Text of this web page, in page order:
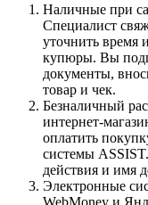
Наличные при
Специалист
уточнить время
купюры. Вы
документы,
товар и чек.
Безналичный
интернет-
оплатить
системы
действия и имя
Электронные
WebMoney и